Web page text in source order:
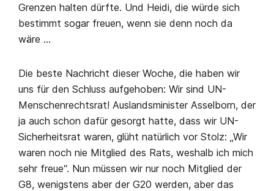
Grenzen halten dürfte. Und Heidi, die würde sich
bestimmt sogar freuen, wenn sie denn noch da
wäre …
Die beste Nachricht dieser Woche, die haben wir
uns für den Schluss aufgehoben: Wir sind UN-
Menschenrechtsrat! Auslandsminister Asselborn, der
ja auch schon dafür gesorgt hatte, dass wir UN-
Sicherheitsrat waren, glüht natürlich vor Stolz: „Wir
waren noch nie Mitglied des Rats, weshalb ich mich
sehr freue“. Nun müssen wir nur noch Mitglied der
G8, wenigstens aber der G20 werden, aber das